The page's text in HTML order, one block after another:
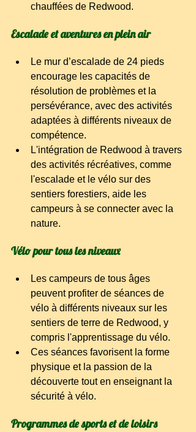
chauffées de Redwood.
Escalade et aventures en plein air
Le mur d’escalade de 24 pieds
encourage les capacités de
résolution de problèmes et la
persévérance, avec des activités
adaptées à différents niveaux de
compétence.
L'intégration de Redwood à travers
des activités récréatives, comme
l'escalade et le vélo sur des
sentiers forestiers, aide les
campeurs à se connecter avec la
nature.
Vélo pour tous les niveaux
Les campeurs de tous âges
peuvent profiter de séances de
vélo à différents niveaux sur les
sentiers de terre de Redwood, y
compris l'apprentissage du vélo.
Ces séances favorisent la forme
physique et la passion de la
découverte tout en enseignant la
sécurité à vélo.
Programmes de sports et de loisirs